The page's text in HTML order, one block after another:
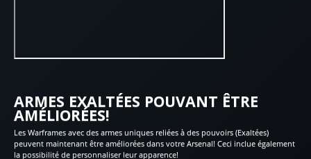
ARMES EXALTÉES POUVANT ÊTRE
AMÉLIORÉES!
Les Warframes avec des armes uniques reliées à des pouvoirs (Exaltées)
peuvent maintenant être améliorées dans votre Arsenal! Ceci inclue également
la possibilité de personnaliser leur apparence!